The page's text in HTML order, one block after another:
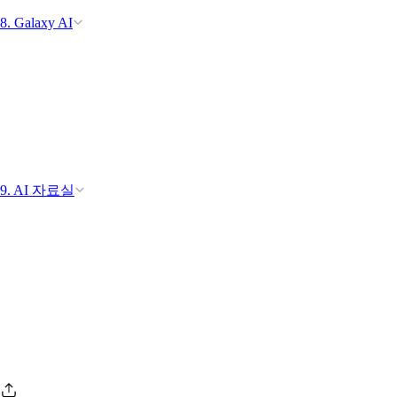
8. Galaxy AI
9. AI 자료실